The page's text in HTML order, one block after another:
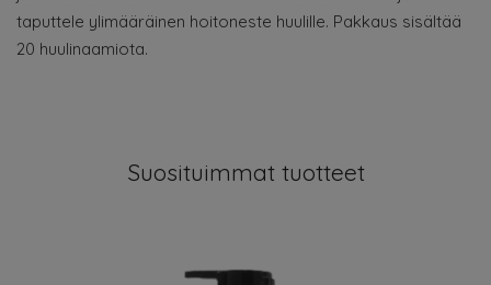
taputtele ylimääräinen hoitoneste huulille. Pakkaus sisältää
20 huulinaamiota.
Suosituimmat tuotteet